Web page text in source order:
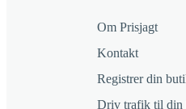
Om Prisjagt
Kontakt
Registrer din
Driv trafik til din